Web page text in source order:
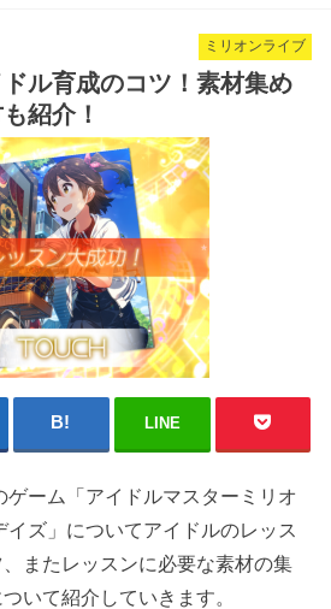
ミリオンライブ
ドル育成のコツ！素材集め
紹介！
LINE
ーム「アイドルマスターミリオ
イズ」についてアイドルのレッス
またレッスンに必要な素材の集
いて紹介していきます。